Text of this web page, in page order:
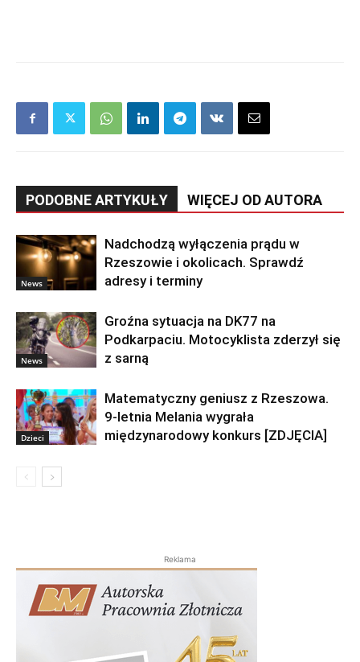
PODOBNE ARTYKUŁY WIĘCEJ OD AUTORA
News
Nadchodzą wyłączenia prądu w
Rzeszowie i okolicach. Sprawdź
adresy i terminy
News
Groźna sytuacja na DK77 na
Podkarpaciu. Motocyklista zderzył się
z sarną
Dzieci
Matematyczny geniusz z Rzeszowa.
9-letnia Melania wygrała
międzynarodowy konkurs [ZDJĘCIA]
Reklama